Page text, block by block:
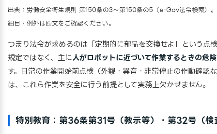
出典：労働安全衛生規則 第150条の3〜第150条の5（e-Gov法令検索）
細目・例外は原文をご確認ください。
つまり法令が求めるのは「定期的に部品を交換せよ」という点
規定ではなく、主に人がロボットに近づいて作業するときの危
す。日常の作業開始前点検（外観・異音・非常停止の作動確認
は、これら作業を安全に行う前提として実務上欠かせません。
特別教育：第36条第31号（教示等）・第32号（検